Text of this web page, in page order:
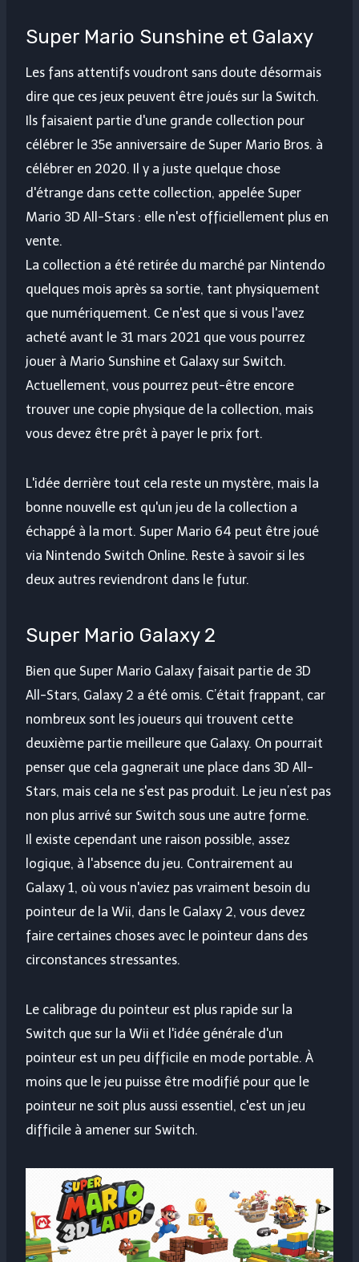
Super Mario Sunshine et Galaxy
Les fans attentifs voudront sans doute désormais
dire que ces jeux peuvent être joués sur la Switch.
Ils faisaient partie d'une grande collection pour
célébrer le 35e anniversaire de Super Mario Bros. à
célébrer en 2020. Il y a juste quelque chose
d'étrange dans cette collection, appelée Super
Mario 3D All-Stars : elle n'est officiellement plus en
vente.
La collection a été retirée du marché par Nintendo
quelques mois après sa sortie, tant physiquement
que numériquement. Ce n'est que si vous l'avez
acheté avant le 31 mars 2021 que vous pourrez
jouer à Mario Sunshine et Galaxy sur Switch.
Actuellement, vous pourrez peut-être encore
trouver une copie physique de la collection, mais
vous devez être prêt à payer le prix fort.
L'idée derrière tout cela reste un mystère, mais la
bonne nouvelle est qu'un jeu de la collection a
échappé à la mort. Super Mario 64 peut être joué
via Nintendo Switch Online. Reste à savoir si les
deux autres reviendront dans le futur.
Super Mario Galaxy 2
Bien que Super Mario Galaxy faisait partie de 3D
All-Stars, Galaxy 2 a été omis. C’était frappant, car
nombreux sont les joueurs qui trouvent cette
deuxième partie meilleure que Galaxy. On pourrait
penser que cela gagnerait une place dans 3D All-
Stars, mais cela ne s'est pas produit. Le jeu n’est pas
non plus arrivé sur Switch sous une autre forme.
Il existe cependant une raison possible, assez
logique, à l'absence du jeu. Contrairement au
Galaxy 1, où vous n'aviez pas vraiment besoin du
pointeur de la Wii, dans le Galaxy 2, vous devez
faire certaines choses avec le pointeur dans des
circonstances stressantes.
Le calibrage du pointeur est plus rapide sur la
Switch que sur la Wii et l'idée générale d'un
pointeur est un peu difficile en mode portable. À
moins que le jeu puisse être modifié pour que le
pointeur ne soit plus aussi essentiel, c'est un jeu
difficile à amener sur Switch.